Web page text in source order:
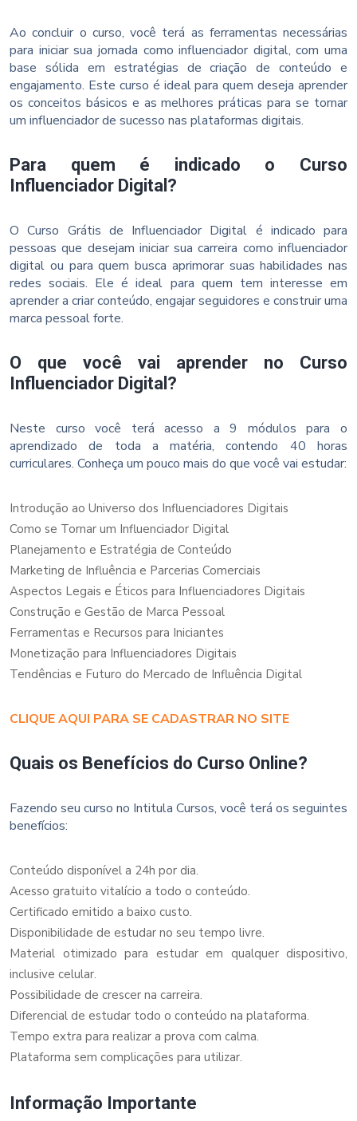
Ao concluir o curso, você terá as ferramentas necessárias
para iniciar sua jornada como influenciador digital, com uma
base sólida em estratégias de criação de conteúdo e
engajamento. Este curso é ideal para quem deseja aprender
os conceitos básicos e as melhores práticas para se tornar
um influenciador de sucesso nas plataformas digitais.
Para quem é indicado o Curso
Influenciador Digital?
O Curso Grátis de Influenciador Digital é indicado para
pessoas que desejam iniciar sua carreira como influenciador
digital ou para quem busca aprimorar suas habilidades nas
redes sociais. Ele é ideal para quem tem interesse em
aprender a criar conteúdo, engajar seguidores e construir uma
marca pessoal forte.
O que você vai aprender no Curso
Influenciador Digital?
Neste curso você terá acesso a 9 módulos para o
aprendizado de toda a matéria, contendo 40 horas
curriculares. Conheça um pouco mais do que você vai estudar:
Introdução ao Universo dos Influenciadores Digitais
Como se Tornar um Influenciador Digital
Planejamento e Estratégia de Conteúdo
Marketing de Influência e Parcerias Comerciais
Aspectos Legais e Éticos para Influenciadores Digitais
Construção e Gestão de Marca Pessoal
Ferramentas e Recursos para Iniciantes
Monetização para Influenciadores Digitais
Tendências e Futuro do Mercado de Influência Digital
CLIQUE AQUI PARA SE CADASTRAR NO SITE
Quais os Benefícios do Curso Online?
Fazendo seu curso no Intitula Cursos, você terá os seguintes
benefícios:
Conteúdo disponível a 24h por dia.
Acesso gratuito vitalício a todo o conteúdo.
Certificado emitido a baixo custo.
Disponibilidade de estudar no seu tempo livre.
Material otimizado para estudar em qualquer dispositivo,
inclusive celular.
Possibilidade de crescer na carreira.
Diferencial de estudar todo o conteúdo na plataforma.
Tempo extra para realizar a prova com calma.
Plataforma sem complicações para utilizar.
Informação Importante